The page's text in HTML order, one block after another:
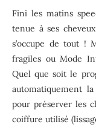
Fini les matins
tenue à ses
s’occupe de tout !
fragiles ou Mode
Quel que soit le
automatiquement
pour préserver les
coiffure utilisé